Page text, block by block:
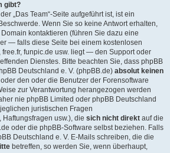
gibt?
„Das Team“-Seite aufgeführt ist, ist ein
Wenn Sie so keine Antwort erhalten,
kontaktieren (führen Sie dazu eine
— falls diese Seite bei einem kostenlosen
free.fr, funpic.de usw. liegt — den Support oder
Dienstes. Bitte beachten Sie, dass phpBB
Deutschland e. V. (phpBB.de) absolut keinen
den oder die Benutzer der Forensoftware
zur Verantwortung herangezogen werden
nie phpBB Limited oder phpBB Deutschland
juristischen Fragen
usw.), die sich nicht direkt auf die
oder die phpBB-Software selbst beziehen. Falls
Deutschland e. V. E-Mails schreiben, die die
betreffen, so werden Sie, wenn überhaupt,